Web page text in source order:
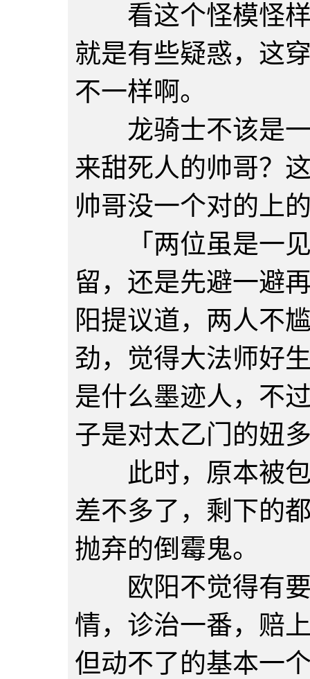
看这个怪模怪样
就是有些疑惑，这
不一样啊。
龙骑士不该是一
来甜死人的帅哥？
帅哥没一个对的上
「两位虽是一见
留，还是先避一避
阳提议道，两人不
劲，觉得大法师好
是什么墨迹人，不
子是对太乙门的妞
此时，原本被包
差不多了，剩下的
抛弃的倒霉鬼。
欧阳不觉得有要
情，诊治一番，赔
但动不了的基本一